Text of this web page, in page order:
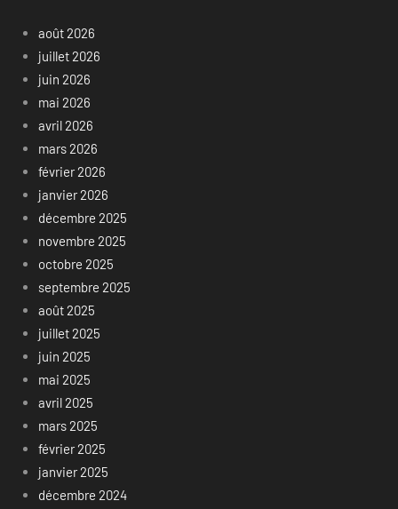
août 2026
juillet 2026
juin 2026
mai 2026
avril 2026
mars 2026
février 2026
janvier 2026
décembre 2025
novembre 2025
octobre 2025
septembre 2025
août 2025
juillet 2025
juin 2025
mai 2025
avril 2025
mars 2025
février 2025
janvier 2025
décembre 2024